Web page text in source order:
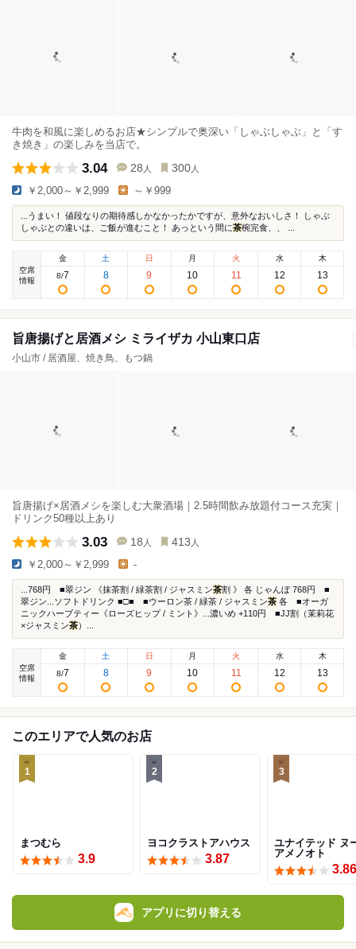
牛肉を和風に楽しめるお店★シンプルで奥深い「しゃぶしゃぶ」と「す
き焼き」の楽しみを当店で。
3.04 28 人 300 人
￥2,000～￥2,999 ～￥999
...うまい！ 値段なりの期待感しかなかったかですが、意外なおいしさ！ しゃぶ
しゃぶとの違いは、ご飯が進むこと！ あっという間に茶椀完食、、 ...
空席
情報
金
8/7
土
8
日
9
月
10
火
11
水
12
木
13
旨唐揚げと居酒メシ ミライザカ 小山東口店
小山市 / 居酒屋、焼き鳥、もつ鍋
旨唐揚げ×居酒メシを楽しむ大衆酒場｜2.5時間飲み放題付コース充実｜
ドリンク50種以上あり
3.03 18 人 413 人
￥2,000～￥2,999 -
...768円 ■翠ジン 《抹茶割 / 緑茶割 / ジャスミン茶割 》 各 じゃんぼ 768円 ■
翠ジン...ソフトドリンク ■□■ ■ウーロン茶 / 緑茶 / ジャスミン茶 各 ■オーガ
ニックハーブティー《ローズヒップ / ミント》...濃いめ +110円 ■JJ割（茉莉花
×ジャスミン茶）...
空席
情報
金
8/7
土
8
日
9
月
10
火
11
水
12
木
13
このエリアで人気のお店
1
まつむら
3.9
2
ヨコクラストアハウス
3.87
3
ユナイテッド ヌ
アメノオト
3.86
アプリに切り替える